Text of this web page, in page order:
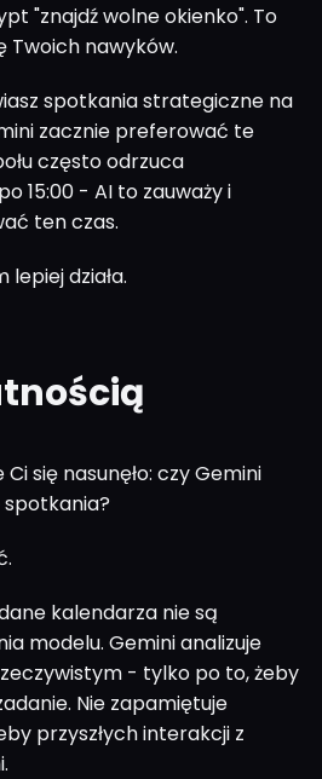
"znajdź wolne okienko". To
Twoich nawyków.
spotkania strategiczne na
zacznie preferować te
często odrzuca
15:00 - AI to zauważy i
ten czas.
lepiej działa.
się nasunęło: czy Gemini
kalendarza nie są
modelu. Gemini analizuje
- tylko po to, żeby
Nie zapamiętuje
przyszłych interakcji z